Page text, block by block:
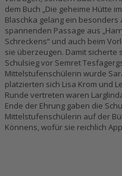
dem Buch „Die geheime Hütte
Blaschka gelang ein
spannenden Passage aus
Schreckens“ und auch beim
sie überzeugen. Damit sicherte
Schulsieg vor Semret
Mittelstufenschülerin wurde
platzierten sich Lisa Krom und
Runde vertreten waren
Ende der Ehrung gaben die
Mittelstufenschülerin auf der
Könnens, wofür sie reichlich